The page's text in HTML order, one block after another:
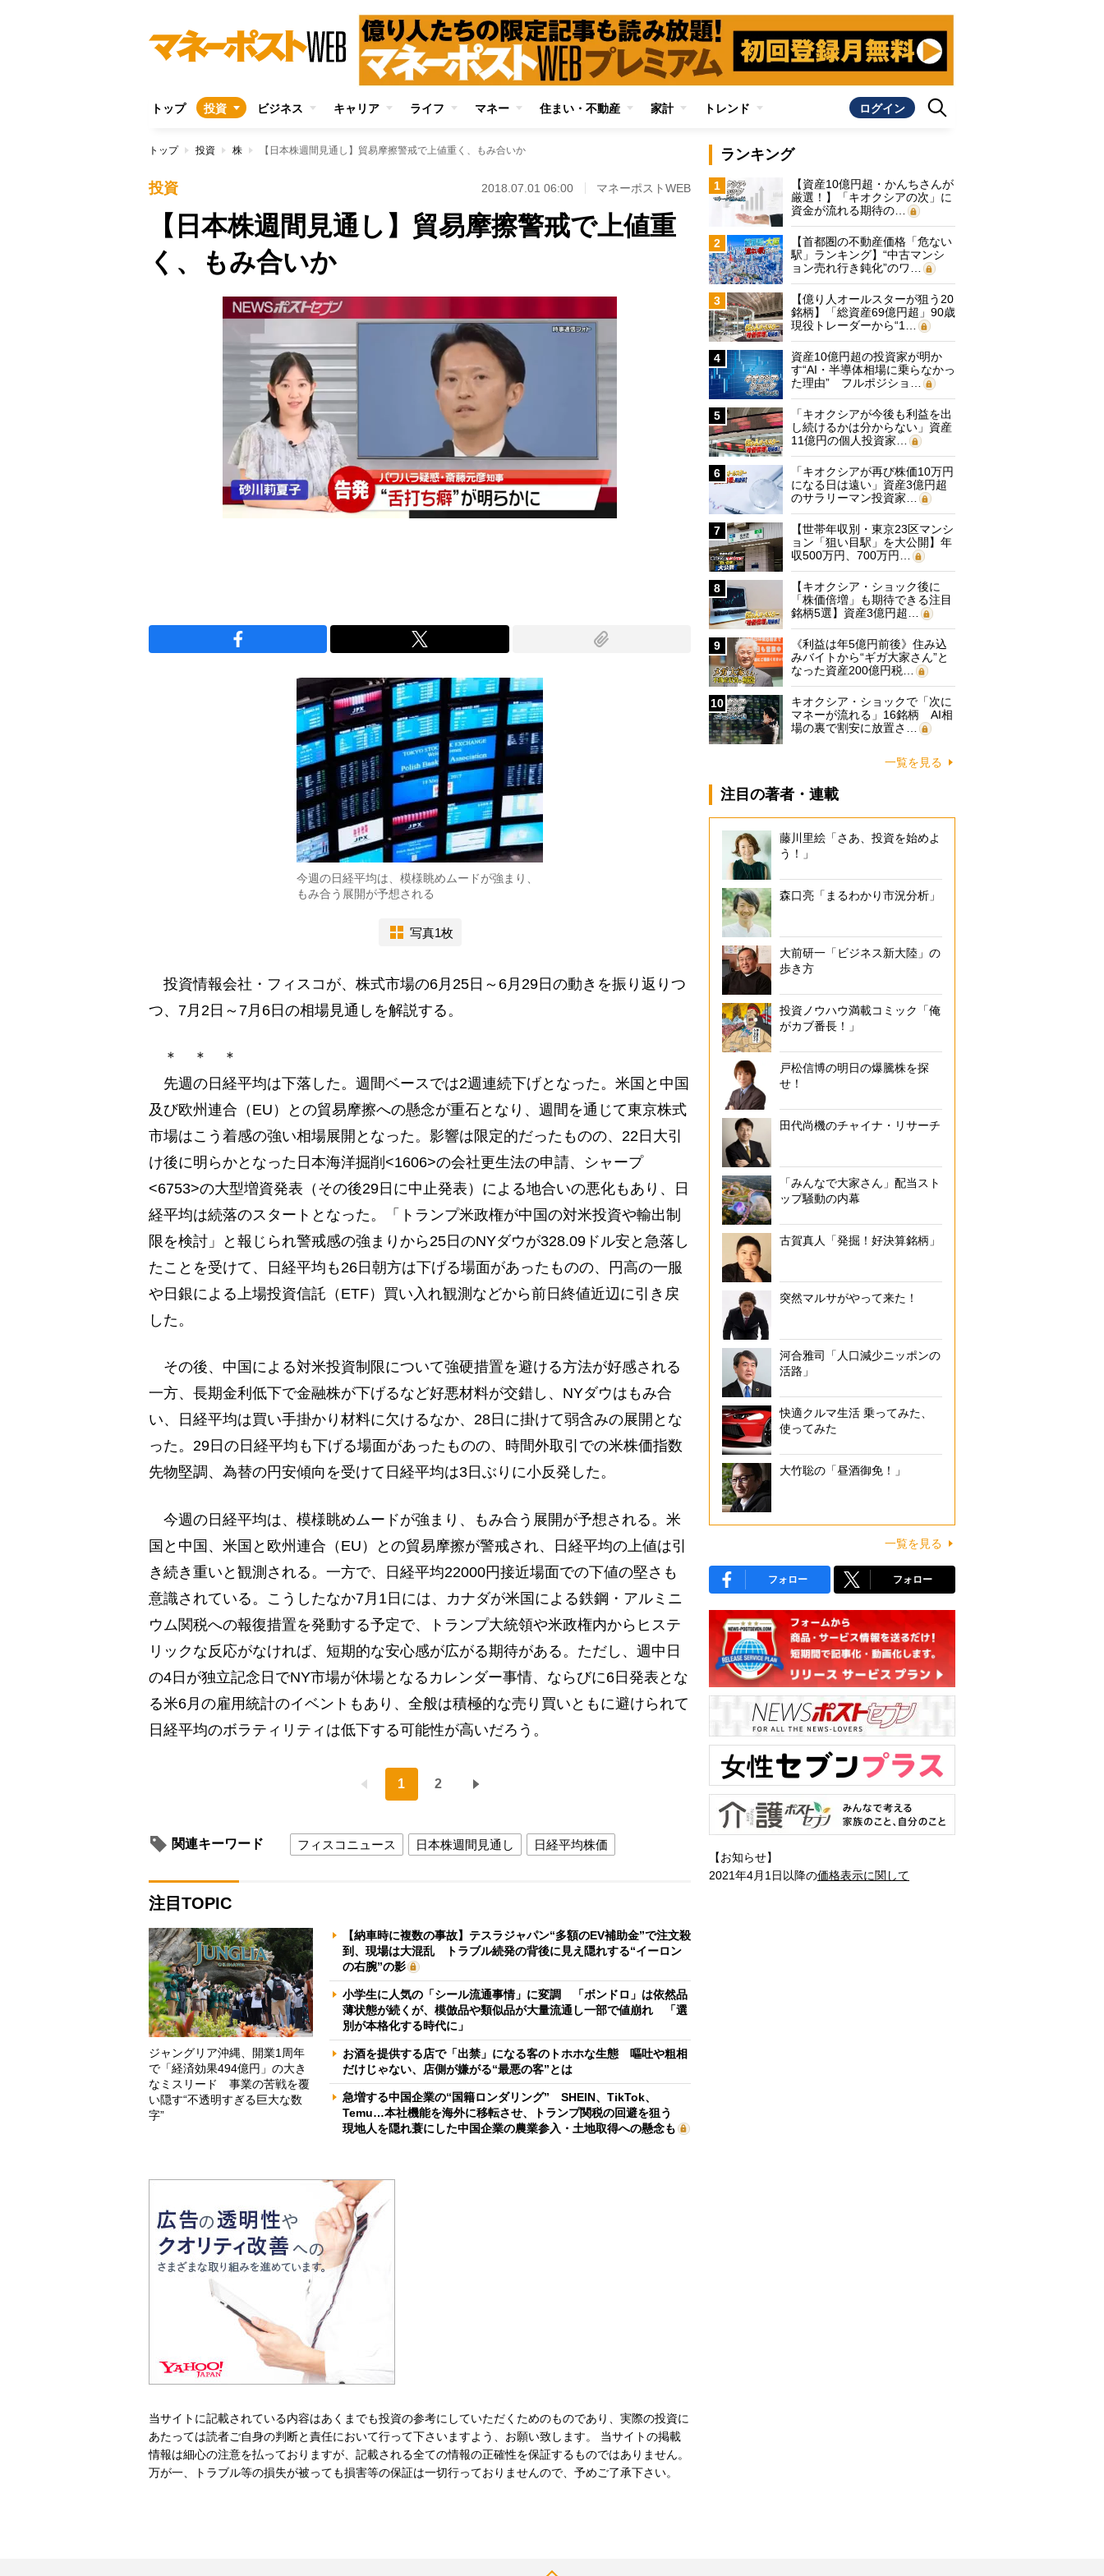
トップ 投資 ビジネス キャリア ライフ マネー 住まい・不動産 家計 トレンド ログイン
トップ 投資 株 【日本株週間見通し】貿易摩擦警戒で上値重く、もみ合いか
投資 2018.07.01 06:00 マネーポストWEB
【日本株週間見通し】貿易摩擦警戒で上値重
く、もみ合いか
今週の日経平均は、模様眺めムードが強まり、
もみ合う展開が予想される
写真1枚
投資情報会社・フィスコが、株式市場の6月25日～6月29日の動きを振り返りつ
つ、7月2日～7月6日の相場見通しを解説する。
＊ ＊ ＊
先週の日経平均は下落した。週間ベースでは2週連続下げとなった。米国と中国
及び欧州連合（EU）との貿易摩擦への懸念が重石となり、週間を通じて東京株式
市場はこう着感の強い相場展開となった。影響は限定的だったものの、22日大引
け後に明らかとなった日本海洋掘削<1606>の会社更生法の申請、シャープ
<6753>の大型増資発表（その後29日に中止発表）による地合いの悪化もあり、日
経平均は続落のスタートとなった。「トランプ米政権が中国の対米投資や輸出制
限を検討」と報じられ警戒感の強まりから25日のNYダウが328.09ドル安と急落し
たことを受けて、日経平均も26日朝方は下げる場面があったものの、円高の一服
や日銀による上場投資信託（ETF）買い入れ観測などから前日終値近辺に引き戻
した。
その後、中国による対米投資制限について強硬措置を避ける方法が好感される
一方、長期金利低下で金融株が下げるなど好悪材料が交錯し、NYダウはもみ合
い、日経平均は買い手掛かり材料に欠けるなか、28日に掛けて弱含みの展開とな
った。29日の日経平均も下げる場面があったものの、時間外取引での米株価指数
先物堅調、為替の円安傾向を受けて日経平均は3日ぶりに小反発した。
今週の日経平均は、模様眺めムードが強まり、もみ合う展開が予想される。米
国と中国、米国と欧州連合（EU）との貿易摩擦が警戒され、日経平均の上値は引
き続き重いと観測される。一方で、日経平均22000円接近場面での下値の堅さも
意識されている。こうしたなか7月1日には、カナダが米国による鉄鋼・アルミニ
ウム関税への報復措置を発動する予定で、トランプ大統領や米政権内からヒステ
リックな反応がなければ、短期的な安心感が広がる期待がある。ただし、週中日
の4日が独立記念日でNY市場が休場となるカレンダー事情、ならびに6日発表とな
る米6月の雇用統計のイベントもあり、全般は積極的な売り買いともに避けられて
日経平均のボラティリティは低下する可能性が高いだろう。
1 2
関連キーワード フィスコニュース 日本株週間見通し 日経平均株価
注目TOPIC
ジャングリア沖縄、開業1周年
で「経済効果494億円」の大き
なミスリード 事業の苦戦を覆
い隠す“不透明すぎる巨大な数
字”
【納車時に複数の事故】テスラジャパン“多額のEV補助金”で注文殺
到、現場は大混乱 トラブル続発の背後に見え隠れする“イーロン
の右腕”の影
小学生に人気の「シール流通事情」に変調 「ボンドロ」は依然品
薄状態が続くが、模倣品や類似品が大量流通し一部で値崩れ 「選
別が本格化する時代に」
お酒を提供する店で「出禁」になる客のトホホな生態 嘔吐や粗相
だけじゃない、店側が嫌がる“最悪の客”とは
急増する中国企業の“国籍ロンダリング” SHEIN、TikTok、
Temu…本社機能を海外に移転させ、トランプ関税の回避を狙う
現地人を隠れ蓑にした中国企業の農業参入・土地取得への懸念も
当サイトに記載されている内容はあくまでも投資の参考にしていただくためのものであり、実際の投資に
あたっては読者ご自身の判断と責任において行って下さいますよう、お願い致します。 当サイトの掲載
情報は細心の注意を払っておりますが、記載される全ての情報の正確性を保証するものではありません。
万が一、トラブル等の損失が被っても損害等の保証は一切行っておりませんので、予めご了承下さい。
ランキング
1
【資産10億円超・かんちさんが
厳選！】「キオクシアの次」に
資金が流れる期待の…
2
【首都圏の不動産価格「危ない
駅」ランキング】“中古マンシ
ョン売れ行き鈍化”のワ…
3
【億り人オールスターが狙う20
銘柄】「総資産69億円超」90歳
現役トレーダーから“1…
4
資産10億円超の投資家が明か
す“AI・半導体相場に乗らなかっ
た理由” フルポジショ…
5
「キオクシアが今後も利益を出
し続けるかは分からない」資産
11億円の個人投資家…
6
「キオクシアが再び株価10万円
になる日は遠い」資産3億円超
のサラリーマン投資家…
7
【世帯年収別・東京23区マンシ
ョン「狙い目駅」を大公開】年
収500万円、700万円…
8
【キオクシア・ショック後に
「株価倍増」も期待できる注目
銘柄5選】資産3億円超…
9
《利益は年5億円前後》住み込
みバイトから“ギガ大家さん”と
なった資産200億円税…
10
キオクシア・ショックで「次に
マネーが流れる」16銘柄 AI相
場の裏で割安に放置さ…
一覧を見る
注目の著者・連載
藤川里絵「さあ、投資を始めよ
う！」
森口亮「まるわかり市況分析」
大前研一「ビジネス新大陸」の
歩き方
投資ノウハウ満載コミック「俺
がカブ番長！」
戸松信博の明日の爆騰株を探
せ！
田代尚機のチャイナ・リサーチ
「みんなで大家さん」配当スト
ップ騒動の内幕
古賀真人「発掘！好決算銘柄」
突然マルサがやって来た！
河合雅司「人口減少ニッポンの
活路」
快適クルマ生活 乗ってみた、
使ってみた
大竹聡の「昼酒御免！」
一覧を見る
フォロー フォロー
【お知らせ】
2021年4月1日以降の価格表示に関して